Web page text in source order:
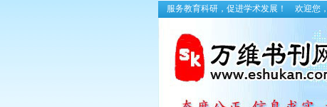
服务教育科研，促进学术发展！ 欢迎您